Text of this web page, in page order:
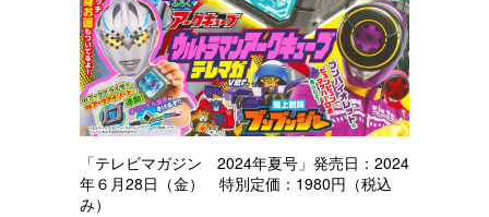
「テレビマガジン 2024年夏号」発売日：2024
年６月28日（金） 特別定価：1980円（税込
み）